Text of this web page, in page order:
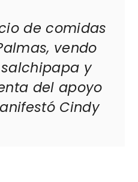
de comidas
vendo
y
del apoyo
Cindy